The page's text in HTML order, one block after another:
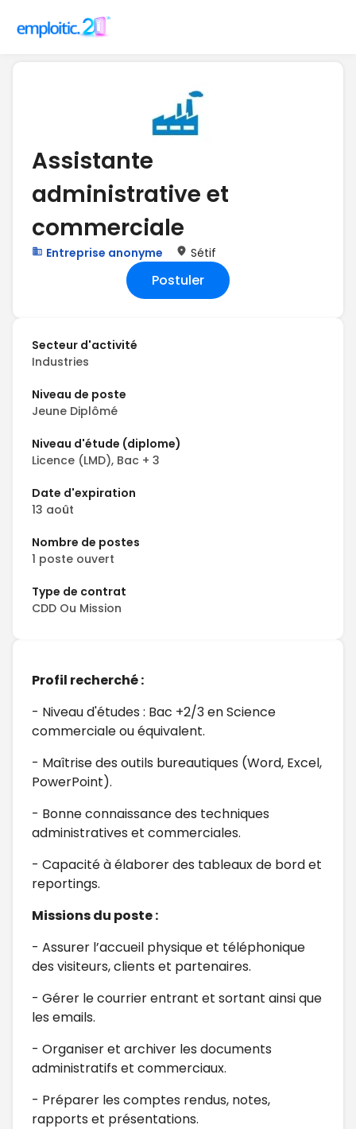
Assistante
administrative et
commerciale
Entreprise anonyme Sétif
Postuler
Secteur d'activité
Industries
Niveau de poste
Jeune Diplômé
Niveau d'étude (diplome)
Licence (LMD), Bac + 3
Date d'expiration
13 août
Nombre de postes
1 poste ouvert
Type de contrat
CDD Ou Mission
Profil recherché :
- Niveau d'études : Bac +2/3 en Science
commerciale ou équivalent.
- Maîtrise des outils bureautiques (Word, Excel,
PowerPoint).
- Bonne connaissance des techniques
administratives et commerciales.
- Capacité à élaborer des tableaux de bord et
reportings.
Missions du poste :
- Assurer l’accueil physique et téléphonique
des visiteurs, clients et partenaires.
- Gérer le courrier entrant et sortant ainsi que
les emails.
- Organiser et archiver les documents
administratifs et commerciaux.
- Préparer les comptes rendus, notes,
rapports et présentations.